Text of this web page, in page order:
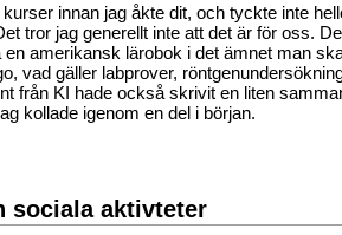
innan jag åkte dit, och tyckte inte
tror jag generellt inte att det är för oss.
en amerikansk lärobok i det ämnet man
vad gäller labprover,
från KI hade också skrivit en liten
kollade igenom en del i början.
sociala aktivteter